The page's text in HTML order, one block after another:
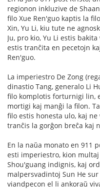
regionon inkluzive de
filo Xue Ren'guo kaptis la
Xin, Yu Li, kiu tute ne
Ju, pro kio, Yu Li estis
estis tranĉita en pecetojn
Ren'guo.
La imperiestro De Zong
dinastio Tang, generalo Li
filo komplotis forturnigi lin,
mortigi kaj manĝi la filon.
filo estis honesta ulo, kaj
tranĉis la gorĝon breĉa kaj
En la naŭa monato en 911
esti imperiestro, kion
Shou'guang indignis, kaj
malpersvadintoj Sun He
viandpecon el li ankoraŭ